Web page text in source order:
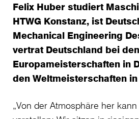
Felix Huber studiert
HTWG Konstanz, ist
Mechanical Engineering
vertrat Deutschland bei den
Europameisterschaften in
den Weltmeisterschaften in
„Von der Atmosphäre her